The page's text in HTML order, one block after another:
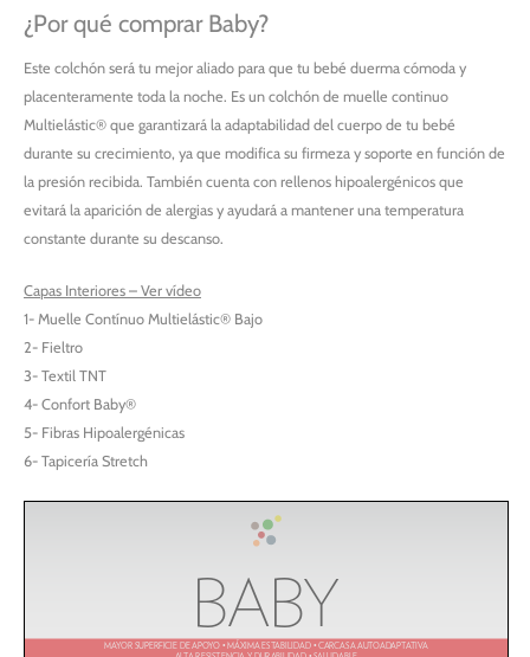
¿Por qué comprar Baby?
Este colchón será tu mejor aliado para que tu bebé duerma cómoda y
placenteramente toda la noche. Es un colchón de muelle continuo
Multielástic® que garantizará la adaptabilidad del cuerpo de tu bebé
durante su crecimiento, ya que modifica su firmeza y soporte en función de
la presión recibida. También cuenta con rellenos hipoalergénicos que
evitará la aparición de alergias y ayudará a mantener una temperatura
constante durante su descanso.
Capas Interiores – Ver vídeo
1- Muelle Contínuo Multielástic® Bajo
2- Fieltro
3- Textil TNT
4- Confort Baby®
5- Fibras Hipoalergénicas
6- Tapicería Stretch